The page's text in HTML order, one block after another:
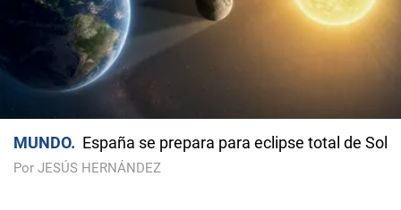
MUNDO España se prepara para eclipse total de Sol
Por JESÚS HERNÁNDEZ